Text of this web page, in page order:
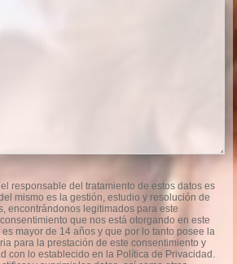
responsable del tratamiento de estos datos es
mismo es la gestión, estudio y resolución de
encontrándonos legitimados para este
que nos está otorgando en este
mayor de 14 años y que por lo tanto posee la
para la prestación de este consentimiento y
con lo establecido en la Política de Privacidad.